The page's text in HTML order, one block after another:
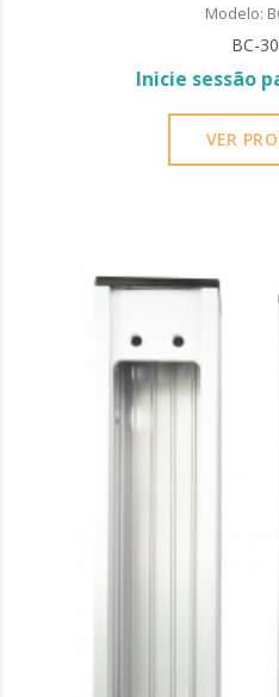
Modelo:
BC-
Inicie sessão
VER